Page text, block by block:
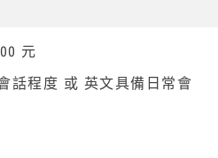
元
話程度 或 英文具備日常會